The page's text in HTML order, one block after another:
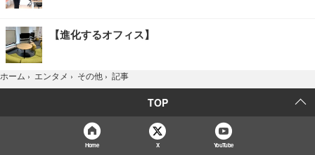
【進化するオフィス】
ホーム › エンタメ › その他 › 記事
TOP
Home X YouTube